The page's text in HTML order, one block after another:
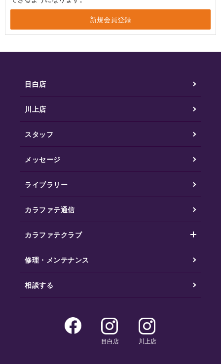
目白店
川上店
スタッフ
メッセージ
ライブラリー
カラファテ通信
カラファテクラブ
修理・メンテナンス
相談する
目白店 川上店